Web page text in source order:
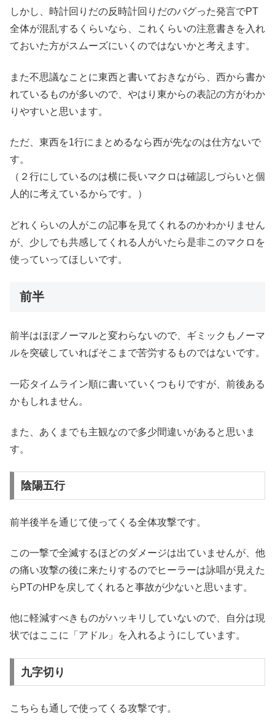
しかし、時計回りだの反時計回りだのバグった発言でPT
全体が混乱するくらいなら、これくらいの注意書きを入れ
ておいた方がスムーズにいくのではないかと考えます。
また不思議なことに東西と書いておきながら、西から書か
れているものが多いので、やはり東からの表記の方がわか
りやすいと思います。
ただ、東西を1行にまとめるなら西が先なのは仕方ないで
す。
（２行にしているのは横に長いマクロは確認しづらいと個
人的に考えているからです。）
どれくらいの人がこの記事を見てくれるのかわかりません
が、少しでも共感してくれる人がいたら是非このマクロを
使っていってほしいです。
前半
前半はほぼノーマルと変わらないので、ギミックもノーマ
ルを突破していればそこまで苦労するものではないです。
一応タイムライン順に書いていくつもりですが、前後ある
かもしれません。
また、あくまでも主観なので多少間違いがあると思いま
す。
陰陽五行
前半後半を通じて使ってくる全体攻撃です。
この一撃で全滅するほどのダメージは出ていませんが、他
の痛い攻撃の後に来たりするのでヒーラーは詠唱が見えた
らPTのHPを戻してくれると事故が少ないと思います。
他に軽減すべきものがハッキリしていないので、自分は現
状ではここに「アドル」を入れるようにしています。
九字切り
こちらも通しで使ってくる攻撃です。